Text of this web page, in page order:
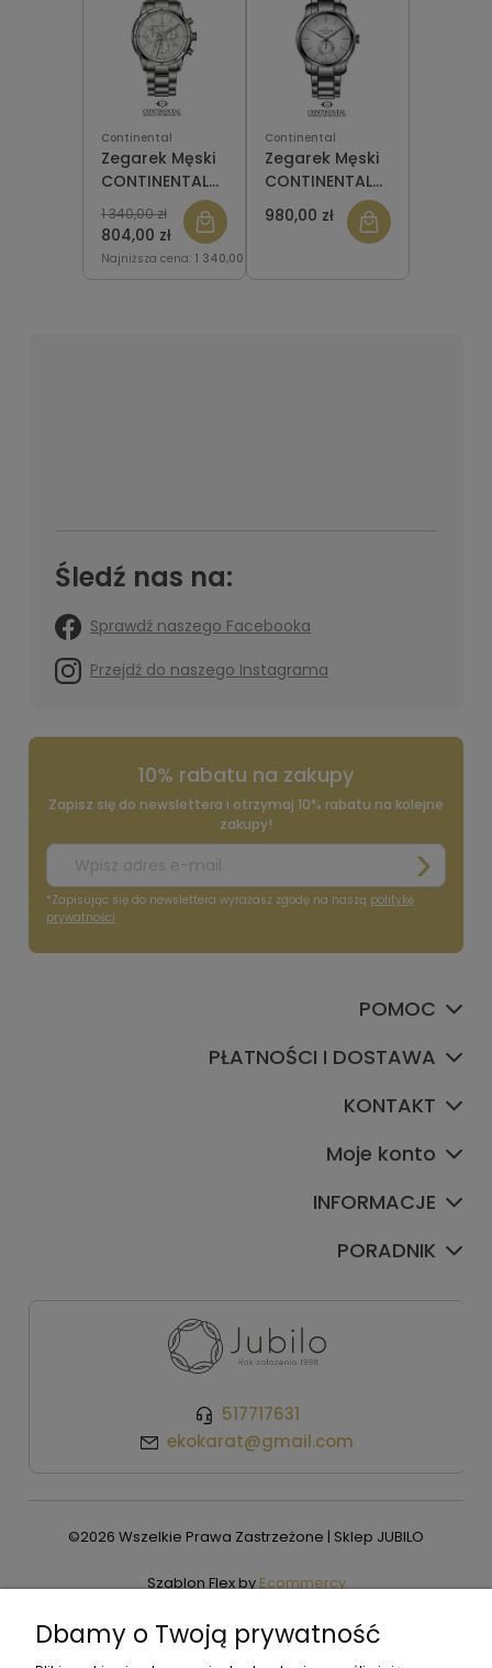
Continental
Zegarek Męski
CONTINENTAL
12202-GC101130
804,00 zł
1 340,00 zł
Najniższa cena: 1 340,00 zł
Continental
Zegarek Męski
CONTINENTAL
12205-GT101130
980,00 zł
Śledź nas na:
Sprawdź naszego Facebooka
Przejdź do naszego Instagrama
10% rabatu na zakupy
Zapisz się do newslettera i otrzymaj 10% rabatu na kolejne
zakupy!
*Zapisując się do newslettera wyrażasz zgodę na naszą politykę
prywatności
POMOC
PŁATNOŚCI I DOSTAWA
KONTAKT
Moje konto
INFORMACJE
PORADNIK
517717631
ekokarat@gmail.com
©2026 Wszelkie Prawa Zastrzeżone | Sklep JUBILO
Szablon Flex byEcommercy
Dbamy o Twoją prywatność